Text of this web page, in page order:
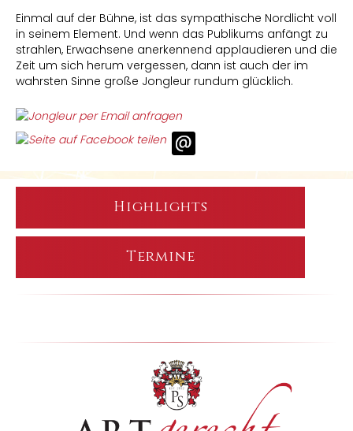
Einmal auf der Bühne, ist das sympathische Nordlicht voll
in seinem Element. Und wenn das Publikums anfängt zu
strahlen, Erwachsene anerkennend applaudieren und die
Zeit um sich herum vergessen, dann ist auch der im
wahrsten Sinne große Jongleur rundum glücklich.
Highlights
Termine